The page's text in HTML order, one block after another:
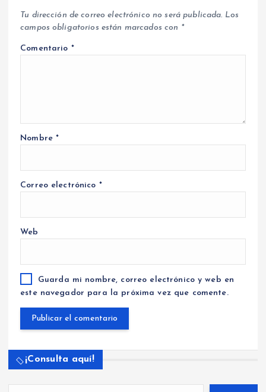
Tu dirección de correo electrónico no será publicada. Los
campos obligatorios están marcados con *
Comentario *
Nombre*
Correo electrónico *
Web
Guarda mi nombre, correo electrónico y web en
este navegador para la próxima vez que comente.
¡Consulta aquí!